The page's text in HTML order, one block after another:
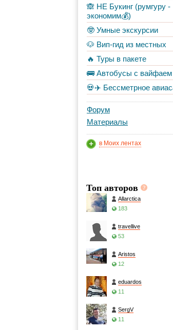
🙈 НЕ Букинг (румгуру -
экономим💰)
🤓 Умные экскурсии
🐶 Вип-гид из местных
🔥 Туры в пакете
🚌 Автобусы с вайфаем
💀✈️ Бессметрное
Форум
Материалы
в Моих лентах
Топ авторов
Allarctica
183
travellive
53
Aristos
12
eduardos
11
SergV
11